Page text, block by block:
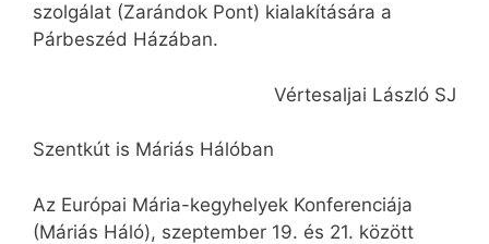
szolgálat (Zarándok Pont) kialakítására a
Párbeszéd Házában.
Vértesaljai László SJ
Szentkút is Máriás Hálóban
Az Európai Mária-kegyhelyek Konferenciája
(Máriás Háló), szeptember 19. és 21. között